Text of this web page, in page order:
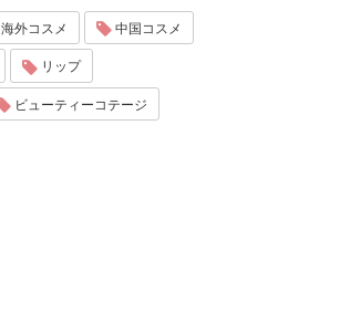
海外コスメ 中国コスメ
リップ
ビューティーコテージ